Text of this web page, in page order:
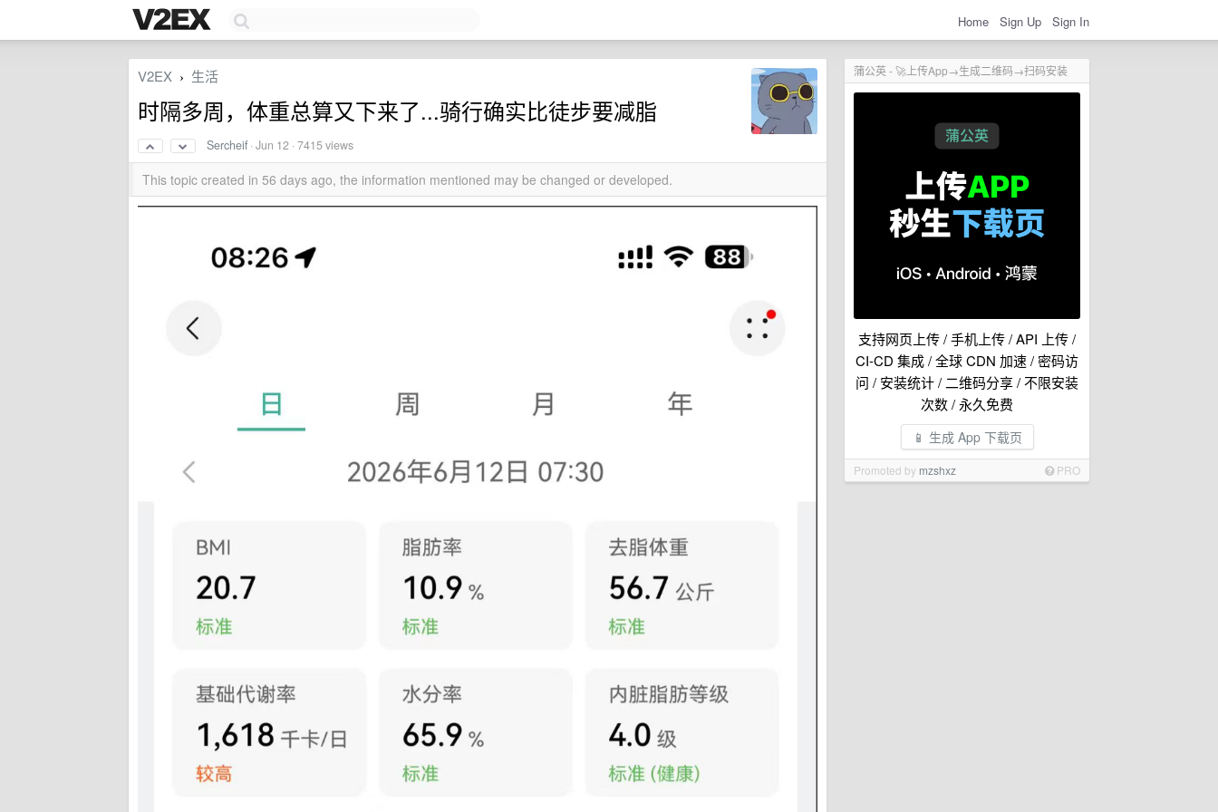
Home Sign Up Sign In
蒲公英 - 🚀上传App→生成二维码→扫码安装
支持网页上传 / 手机上传 / API 上传 /
CI-CD 集成 / 全球 CDN 加速 / 密码访
问 / 安装统计 / 二维码分享 / 不限安装
次数 / 永久免费
📱 生成 App 下载页
Promoted by mzshxz PRO
V2EX › 生活
时隔多周，体重总算又下来了...骑行确实比徒步要减脂
Sercheif·Jun 12 · 7415 views
This topic created in 56 days ago, the information mentioned may be changed or developed.